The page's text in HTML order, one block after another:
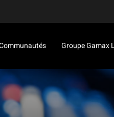
Groupe Gamax